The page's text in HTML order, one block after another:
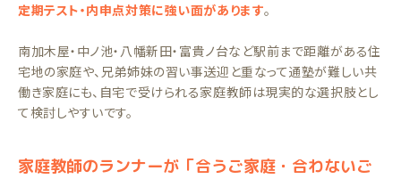
定期テスト・内申点対策に強い面があります。
南加木屋・中ノ池・八幡新田・富貴ノ台など駅前まで距離がある住
宅地の家庭や、兄弟姉妹の習い事送迎と重なって通塾が難しい共
働き家庭にも、自宅で受けられる家庭教師は現実的な選択肢とし
て検討しやすいです。
家庭教師のランナーが「合うご家庭・合わないご